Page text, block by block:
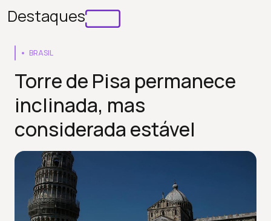
Destaques
BRASIL
Torre de Pisa permanece
inclinada, mas
considerada estável